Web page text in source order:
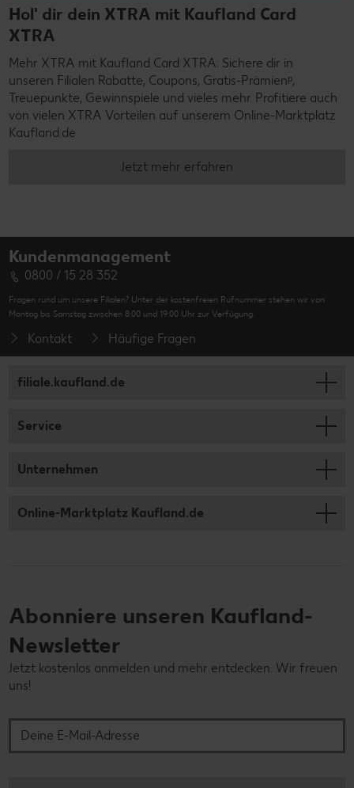
Hol' dir dein XTRA mit Kaufland Card
XTRA
Mehr XTRA mit Kaufland Card XTRA: Sichere dir in
unseren Filialen Rabatte, Coupons, Gratis-Prämienᵖ,
Treuepunkte, Gewinnspiele und vieles mehr. Profitiere auch
von vielen XTRA Vorteilen auf unserem Online-Marktplatz
Kaufland.de
Jetzt mehr erfahren
Kundenmanagement
0800 / 15 28 352
Fragen rund um unsere Filialen? Unter der kostenfreien Rufnummer stehen wir von
Montag bis Samstag zwischen 8:00 und 19:00 Uhr zur Verfügung.
Kontakt Häufige Fragen
filiale.kaufland.de
Service
Unternehmen
Online-Marktplatz Kaufland.de
Abonniere unseren Kaufland-
Newsletter
Jetzt kostenlos anmelden und mehr entdecken. Wir freuen
uns!